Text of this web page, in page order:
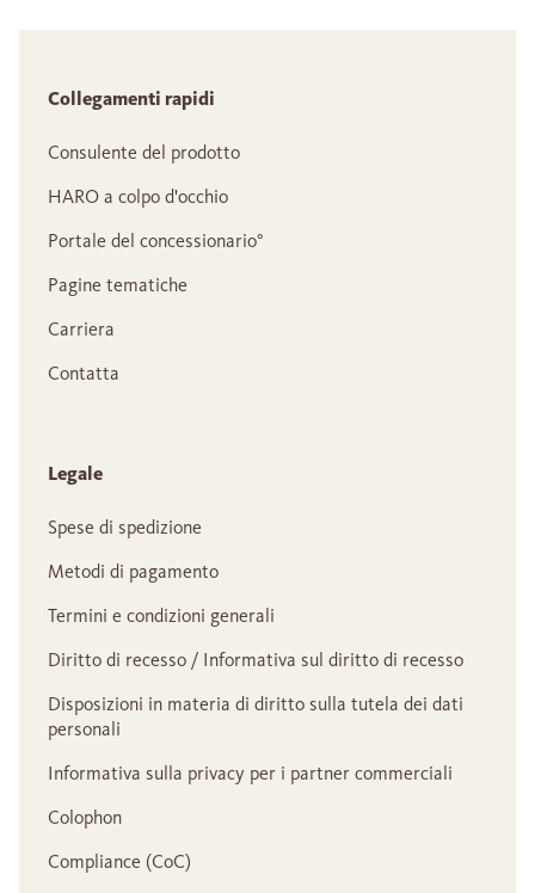
Collegamenti rapidi
Consulente del prodotto
HARO a colpo d'occhio
Portale del concessionario°
Pagine tematiche
Carriera
Contatta
Legale
Spese di spedizione
Metodi di pagamento
Termini e condizioni generali
Diritto di recesso / Informativa sul diritto di recesso
Disposizioni in materia di diritto sulla tutela dei dati
personali
Informativa sulla privacy per i partner commerciali
Colophon
Compliance (CoC)